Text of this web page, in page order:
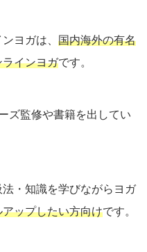
ヨガは、 国内海外の有名
インヨガです。
ズ監修や書籍を出してい
・知識を学びながらヨガ
ップしたい方向けです。